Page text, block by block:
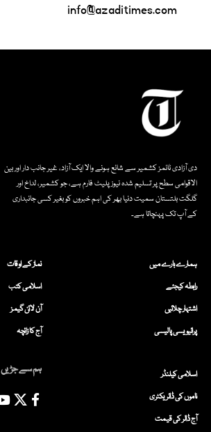
info@azaditimes.com
دی آزادی ٹائمز کشمیر سے شائع ہونے والا ایک آزاد، غیر جانب دار اور بین
الاقوامی سطح پر تسلیم شدہ نیوز پلیٹ فارم ہے، جو کشمیر، لداخ اور
گلگت بلتستان سمیت دنیا بھر کی اہم خبروں کو بغیر کسی جانبداری
کے آپ تک پہنچاتا ہے۔
ہمارے بارے میں
رابطہ کیجئے
اشتہار چلائیں
پرائیویسی پالیسی
نماز کے اوقات
اسلامی کتب
آن لائن گیمز
آج کا زائچہ
اسلامی کیلنڈر
ناموں کی ڈائریکٹری
آج ڈالر کی قیمت
ہم سے جڑیں